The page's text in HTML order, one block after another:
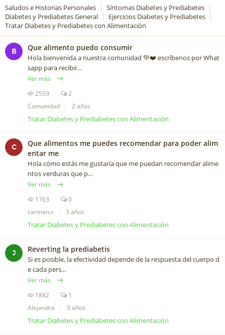
Saludos e Historias Personales
Síntomas Diabetes y Prediabetes
Diabetes y Prediabetes General
Ejercicios Diabetes y Prediabetes
Tratar Diabetes y Prediabetes con Alimentación
B Que alimento puedo consumir
Hola bienvenida a nuestra comunidad 💚❤️ escríbenos por What
sapp para recibir...
Ver más
2559
2
Comunidad
2 años
Tratar Diabetes y Prediabetes con Alimentación
C
Que alimentos me puedes recomendar para poder alim
entar me
Hola cómo estás me gustaría que me puedan recomendar alime
ntos verduras que p...
Ver más
1763
0
carmen-r
3 años
Tratar Diabetes y Prediabetes con Alimentación
J Reverting la prediabetis
Si es posible, la efectividad depende de la respuesta del cuerpo d
e cada pers...
Ver más
1842
1
Alejandra
3 años
Tratar Diabetes y Prediabetes con Alimentación